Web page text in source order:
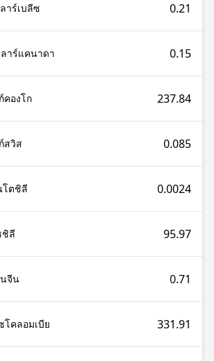
าร์เบลีซ 0.21
าร์แคนาดา 0.15
คองโก 237.84
สวิส 0.085
โตชิลี 0.0024
ชิลี 95.97
จีน 0.71
โคลอมเบีย 331.91